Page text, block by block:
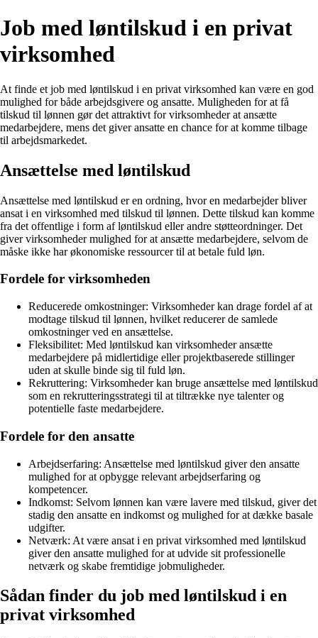
Job med løntilskud i en privat
virksomhed
At finde et job med løntilskud i en privat virksomhed kan være en god
mulighed for både arbejdsgivere og ansatte. Muligheden for at få
tilskud til lønnen gør det attraktivt for virksomheder at ansætte
medarbejdere, mens det giver ansatte en chance for at komme tilbage
til arbejdsmarkedet.
Ansættelse med løntilskud
Ansættelse med løntilskud er en ordning, hvor en medarbejder bliver
ansat i en virksomhed med tilskud til lønnen. Dette tilskud kan komme
fra det offentlige i form af løntilskud eller andre støtteordninger. Det
giver virksomheder mulighed for at ansætte medarbejdere, selvom de
måske ikke har økonomiske ressourcer til at betale fuld løn.
Fordele for virksomheden
Reducerede omkostninger: Virksomheder kan drage fordel af at
modtage tilskud til lønnen, hvilket reducerer de samlede
omkostninger ved en ansættelse.
Fleksibilitet: Med løntilskud kan virksomheder ansætte
medarbejdere på midlertidige eller projektbaserede stillinger
uden at skulle binde sig til fuld løn.
Rekruttering: Virksomheder kan bruge ansættelse med løntilskud
som en rekrutteringsstrategi til at tiltrække nye talenter og
potentielle faste medarbejdere.
Fordele for den ansatte
Arbejdserfaring: Ansættelse med løntilskud giver den ansatte
mulighed for at opbygge relevant arbejdserfaring og
kompetencer.
Indkomst: Selvom lønnen kan være lavere med tilskud, giver det
stadig den ansatte en indkomst og mulighed for at dække basale
udgifter.
Netværk: At være ansat i en privat virksomhed med løntilskud
giver den ansatte mulighed for at udvide sit professionelle
netværk og skabe fremtidige jobmuligheder.
Sådan finder du job med løntilskud i en
privat virksomhed